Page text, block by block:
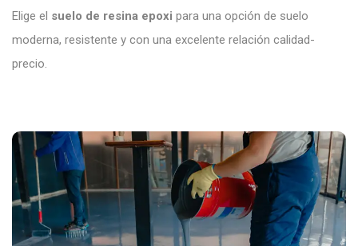
Elige el suelo de resina epoxi para una opción de suelo
moderna, resistente y con una excelente relación calidad-
precio.